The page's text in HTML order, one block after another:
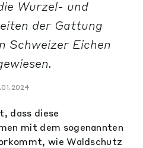
Wurzel- und
der Gattung
Schweizer Eichen
dass diese
mit dem sogenannten
wie Waldschutz